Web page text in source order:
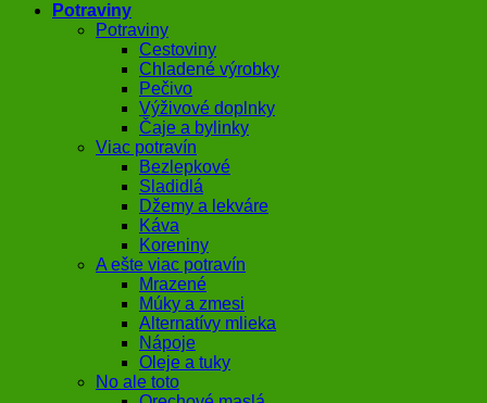
Potraviny
Potraviny
Cestoviny
Chladené výrobky
Pečivo
Výživové doplnky
Čaje a bylinky
Viac potravín
Bezlepkové
Sladidlá
Džemy a lekváre
Káva
Koreniny
A ešte viac potravín
Mrazené
Múky a zmesi
Alternatívy mlieka
Nápoje
Oleje a tuky
No ale toto